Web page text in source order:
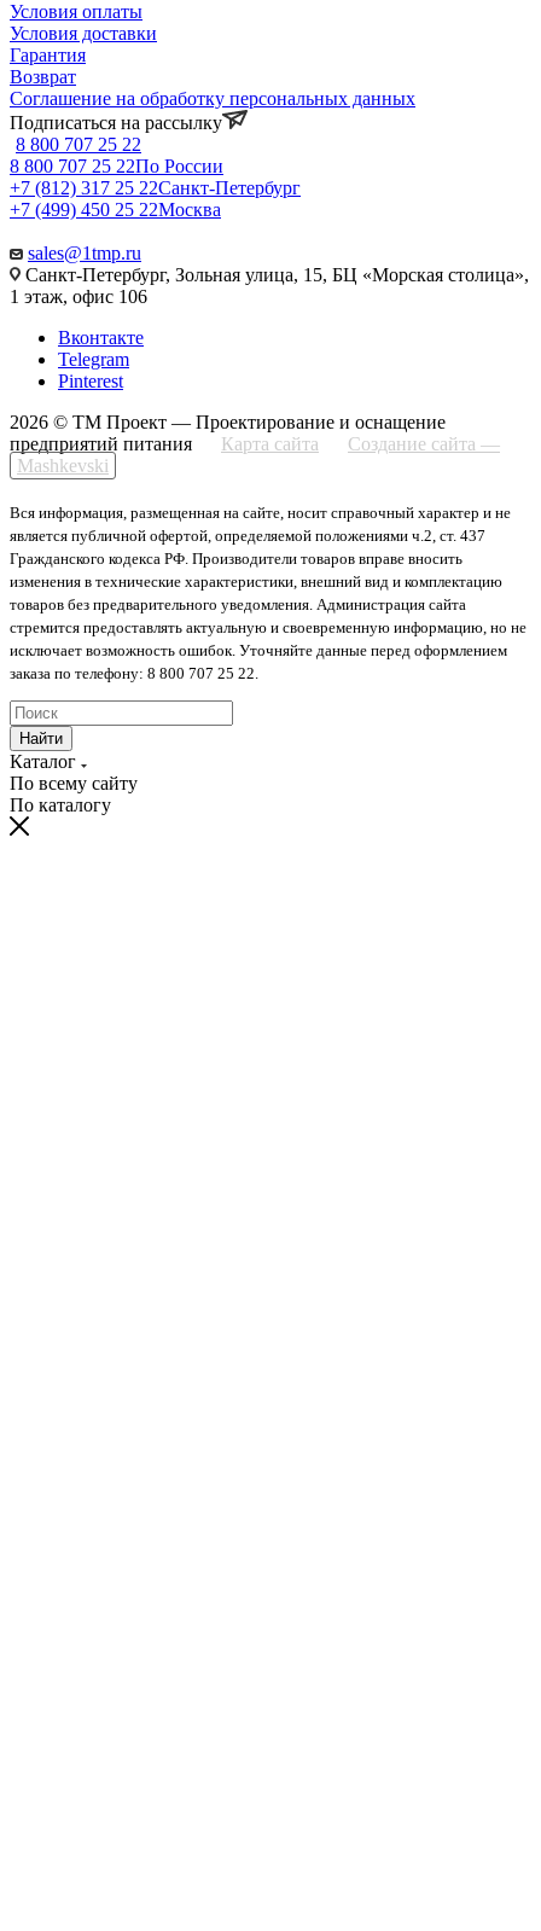
Условия оплаты
Условия доставки
Гарантия
Возврат
Соглашение на обработку персональных данных
Подписаться на рассылку
8 800 707 25 22
8 800 707 25 22По России
+7 (812) 317 25 22Санкт-Петербург
+7 (499) 450 25 22Москва
sales@1tmp.ru
Санкт-Петербург, Зольная улица, 15, БЦ «Морская столица»,
1 этаж, офис 106
Вконтакте
Telegram
Pinterest
2026 © ТМ Проект — Проектирование и оснащение
предприятий питания
Карта сайта
Создание сайта —
Mashkevski
Вся информация, размещенная на сайте, носит справочный характер и не
является публичной офертой, определяемой положениями ч.2, ст. 437
Гражданского кодекса РФ. Производители товаров вправе вносить
изменения в технические характеристики, внешний вид и комплектацию
товаров без предварительного уведомления. Администрация сайта
стремится предоставлять актуальную и своевременную информацию, но не
исключает возможность ошибок. Уточняйте данные перед оформлением
заказа по телефону: 8 800 707 25 22.
Найти
Каталог
По всему сайту
По каталогу